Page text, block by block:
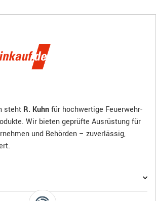
steht R. Kuhnfür hochwertige Feuerwehr-
Wir bieten geprüfte Ausrüstung für
und Behörden – zuverlässig,